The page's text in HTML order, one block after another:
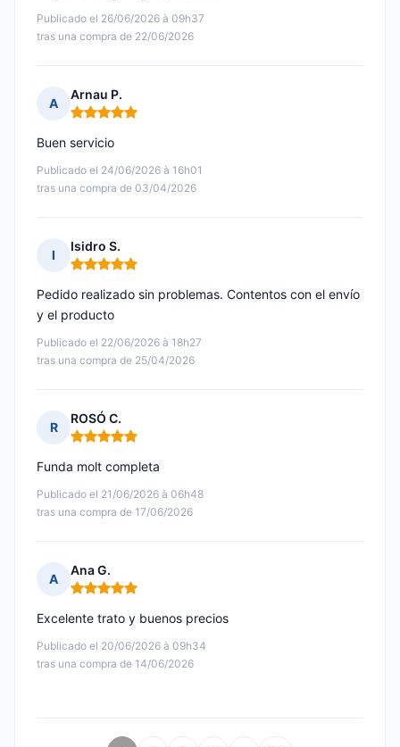
Publicado el 26/06/2026 à 09h37
tras una compra de 22/06/2026
A
Arnau P.
Nota: 5 de 5
Publicado el 24/06/2026 à 16h01
tras una compra de 03/04/2026
Buen servicio
I
Isidro S.
Nota: 5 de 5
Publicado el 22/06/2026 à 18h27
tras una compra de 25/04/2026
Pedido realizado sin problemas. Contentos con el envío
y el producto
R
ROSÓ C.
Nota: 5 de 5
Publicado el 21/06/2026 à 06h48
tras una compra de 17/06/2026
Funda molt completa
A
Ana G.
Nota: 5 de 5
Publicado el 20/06/2026 à 09h34
tras una compra de 14/06/2026
Excelente trato y buenos precios